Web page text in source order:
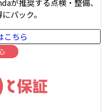
が推奨する点検・整備、
パック。
こちら